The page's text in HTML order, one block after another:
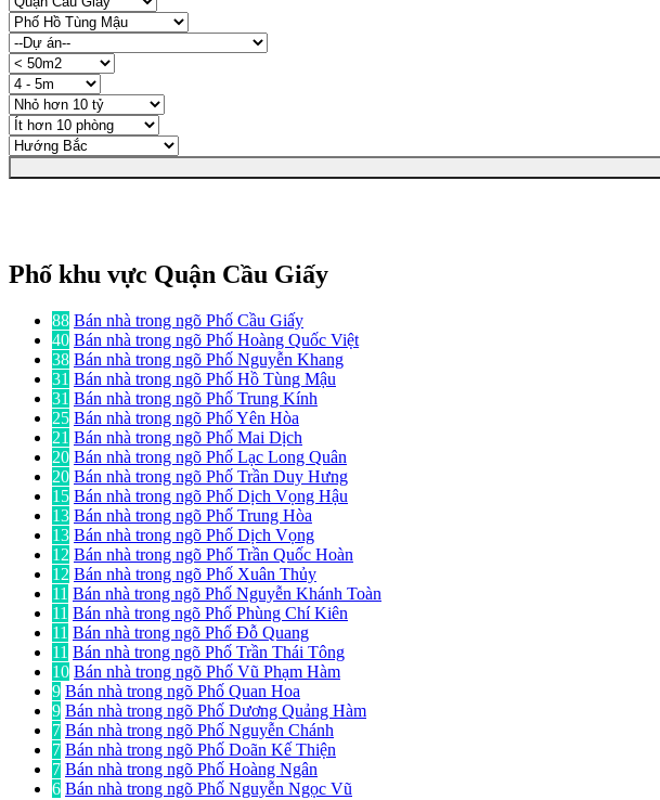
Phố khu vực Quận Cầu Giấy
88 Bán nhà trong ngõ Phố Cầu Giấy
40 Bán nhà trong ngõ Phố Hoàng Quốc Việt
38 Bán nhà trong ngõ Phố Nguyễn Khang
31 Bán nhà trong ngõ Phố Hồ Tùng Mậu
31 Bán nhà trong ngõ Phố Trung Kính
25 Bán nhà trong ngõ Phố Yên Hòa
21 Bán nhà trong ngõ Phố Mai Dịch
20 Bán nhà trong ngõ Phố Lạc Long Quân
20 Bán nhà trong ngõ Phố Trần Duy Hưng
15 Bán nhà trong ngõ Phố Dịch Vọng Hậu
13 Bán nhà trong ngõ Phố Trung Hòa
13 Bán nhà trong ngõ Phố Dịch Vọng
12 Bán nhà trong ngõ Phố Trần Quốc Hoàn
12 Bán nhà trong ngõ Phố Xuân Thủy
11 Bán nhà trong ngõ Phố Nguyễn Khánh Toàn
11 Bán nhà trong ngõ Phố Phùng Chí Kiên
11 Bán nhà trong ngõ Phố Đỗ Quang
11 Bán nhà trong ngõ Phố Trần Thái Tông
10 Bán nhà trong ngõ Phố Vũ Phạm Hàm
9 Bán nhà trong ngõ Phố Quan Hoa
9 Bán nhà trong ngõ Phố Dương Quảng Hàm
7 Bán nhà trong ngõ Phố Nguyễn Chánh
7 Bán nhà trong ngõ Phố Doãn Kế Thiện
7 Bán nhà trong ngõ Phố Hoàng Ngân
6 Bán nhà trong ngõ Phố Nguyễn Ngọc Vũ